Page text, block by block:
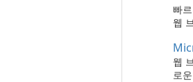
때
다!
빠
웹
웹
로